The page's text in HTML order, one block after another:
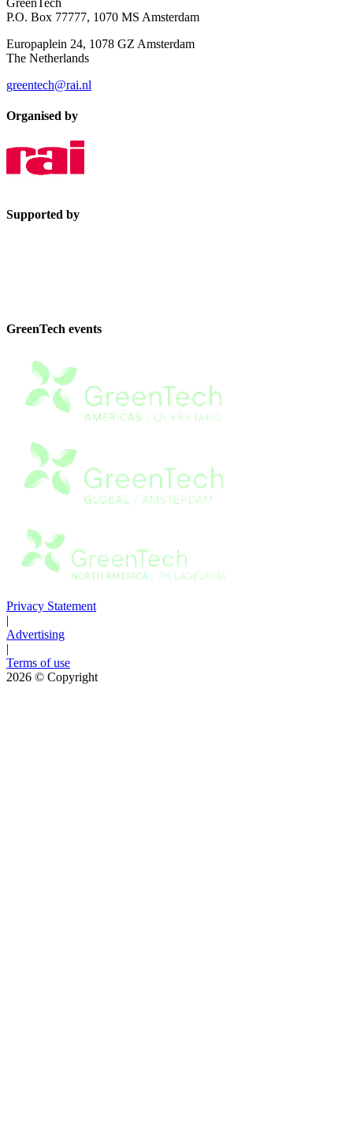
GreenTech
P.O. Box 77777, 1070 MS Amsterdam
Europaplein 24, 1078 GZ Amsterdam
The Netherlands
greentech@rai.nl
Organised by
Supported by
GreenTech events
Privacy Statement
|
Advertising
|
Terms of use
2026 © Copyright